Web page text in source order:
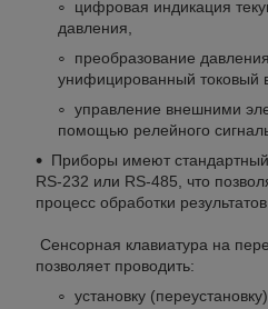
цифровая индикация
давления,
преобразование
унифицированный токовый
управление внешними
помощью релейного
Приборы имеют
RS-232 или RS-485, что
процесс обработки
Сенсорная клавиатура на
позволяет проводить:
установку